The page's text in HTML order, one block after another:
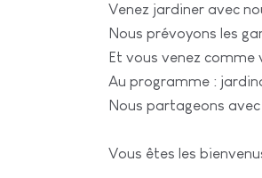
Venez jardiner avec
Nous prévoyons les
Et vous venez
Au programme :
Nous partageons
Vous êtes les